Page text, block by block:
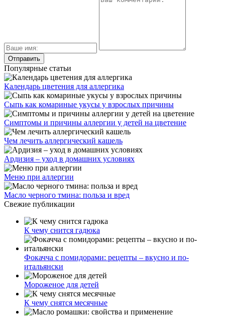
Популярные статьи
Календарь цветения для аллергика
Сыпь как комариные укусы у взрослых причины
Симптомы и причины аллергии у детей на цветение
Чем лечить аллергический кашель
Ардизия – уход в домашних условиях
Меню при аллергии
Масло черного тмина: польза и вред
Свежие публикации
К чему снится гадюка
Фокачча с помидорами: рецепты – вкусно и по-
итальянски
Мороженое для детей
К чему снятся месячные